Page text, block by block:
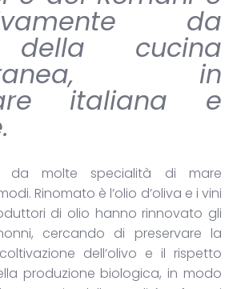
da
cucina
in
italiana e
da molte specialità di mare
Rinomato è l’olio d’oliva e i vini
di olio hanno rinnovato gli
cercando di preservare la
dell’olivo e il rispetto
produzione biologica, in modo